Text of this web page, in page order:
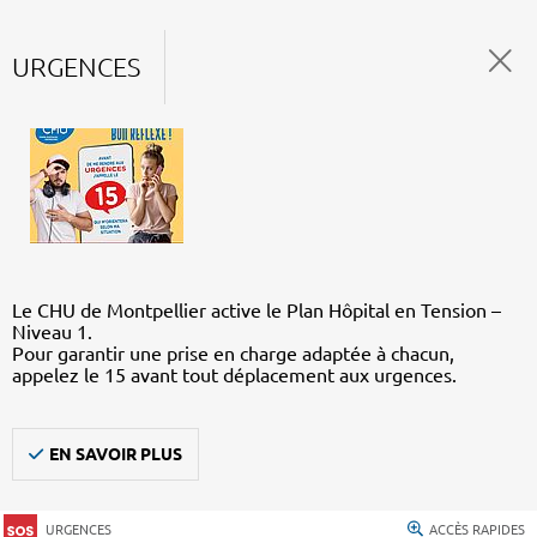
URGENCES
Le CHU de Montpellier active le Plan Hôpital en Tension –
Niveau 1.
Pour garantir une prise en charge adaptée à chacun,
appelez le 15 avant tout déplacement aux urgences.
EN SAVOIR PLUS
URGENCES ACCÈS RAPIDES